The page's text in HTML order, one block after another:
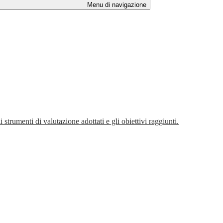
Menu di navigazione
di valutazione adottati e gli obiettivi raggiunti.